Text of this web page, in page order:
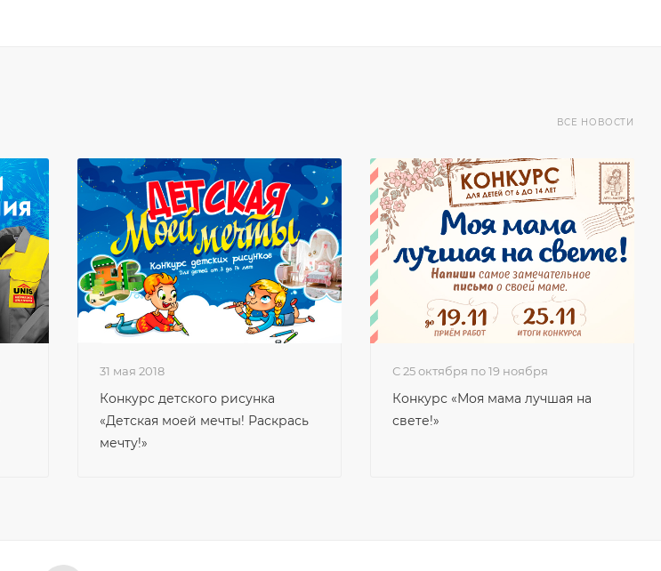
ВСЕ НОВОСТИ
31 мая 2018
Конкурс детского рисунка
«Детская моей мечты! Раскрась
мечту!»
с 25 октября по 19 ноября
Конкурс «Моя мама лучшая на
свете!»